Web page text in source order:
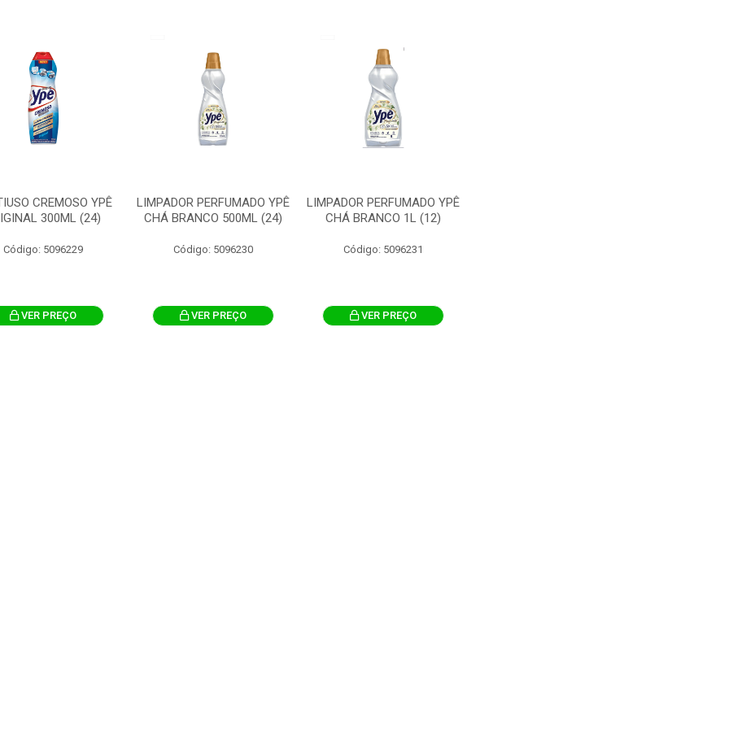
CREMOSO YPÊ
300ML (24)
Código: 5096229
VER PREÇO
LIMPADOR PERFUMADO YPÊ
CHÁ BRANCO 500ML (24)
Código: 5096230
VER PREÇO
LIMPADOR PERFUMADO YPÊ
CHÁ BRANCO 1L (12)
Código: 5096231
VER PREÇO